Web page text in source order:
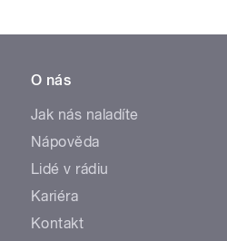
O nás
Jak nás naladíte
Nápověda
Lidé v rádiu
Kariéra
Kontakt